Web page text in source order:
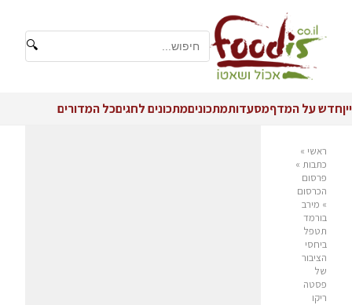
🔍
ייןחדש על המדףמסעדותמתכוניםמתכונים לחגיםכל המדורים
ראשי »
כתבות »
פרסום
הכרסום
» מירב
בורמד
תטפל
ביחסי
הציבור
של
פסטה
ריקו